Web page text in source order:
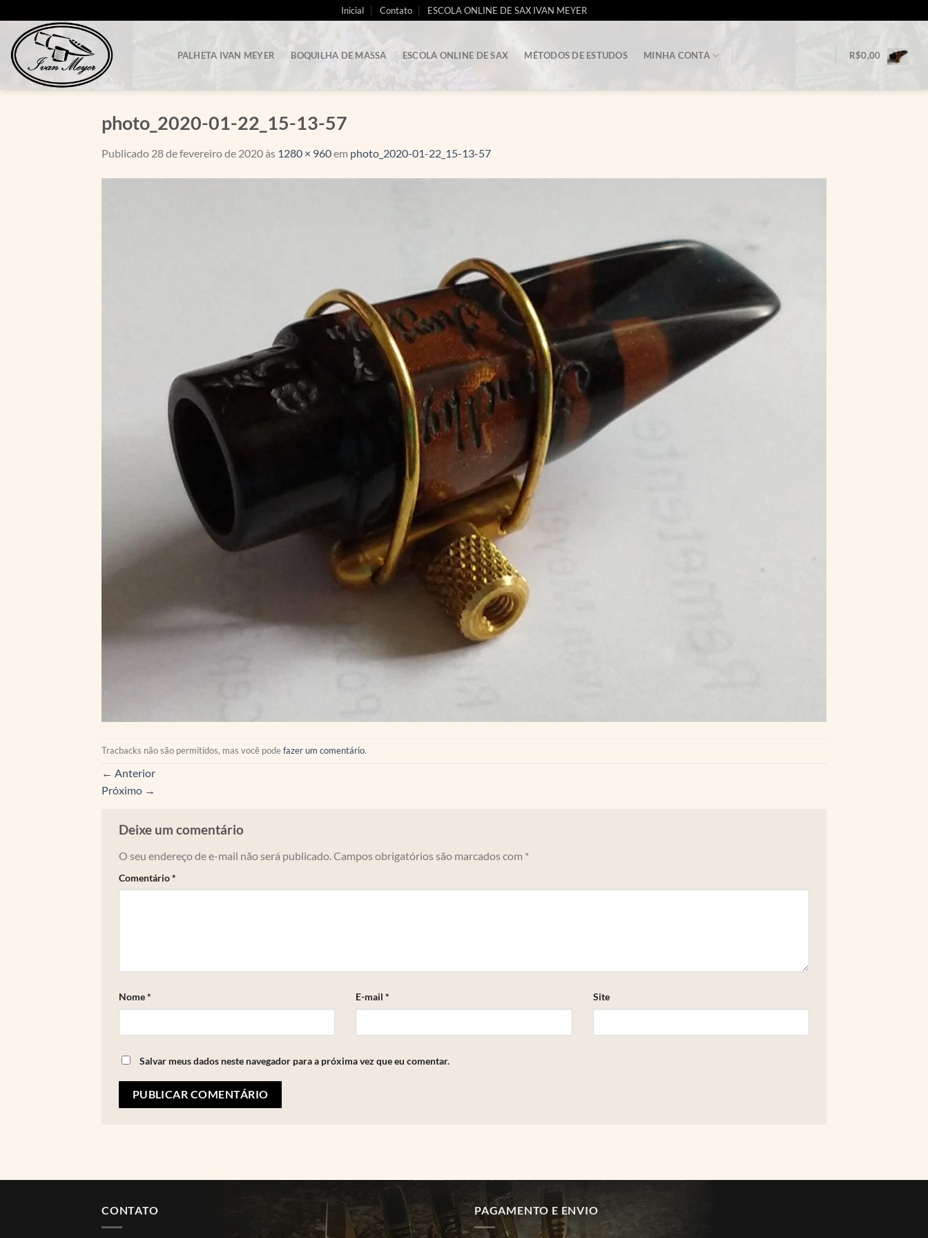
to
content
Inicial Contato ESCOLA ONLINE DE SAX IVAN MEYER
PALHETA IVAN MEYER BOQUILHA DE MASSA ESCOLA ONLINE DE SAX MÉTODOS DE ESTUDOS MINHA CONTA R$0,00
photo_2020-01-22_15-13-57
Publicado 28 de fevereiro de 2020às 1280 × 960em photo_2020-01-22_15-13-57
Tracbacks não são permitidos, mas você podefazer um comentário.
← Anterior
Próximo →
Deixe um comentário
O seu endereço de e-mail não será publicado. Campos obrigatórios são marcados com *
Comentário*
Nome* E-mail* Site
Salvar meus dados neste navegador para a próxima vez que eu comentar.
CONTATO PAGAMENTO E ENVIO